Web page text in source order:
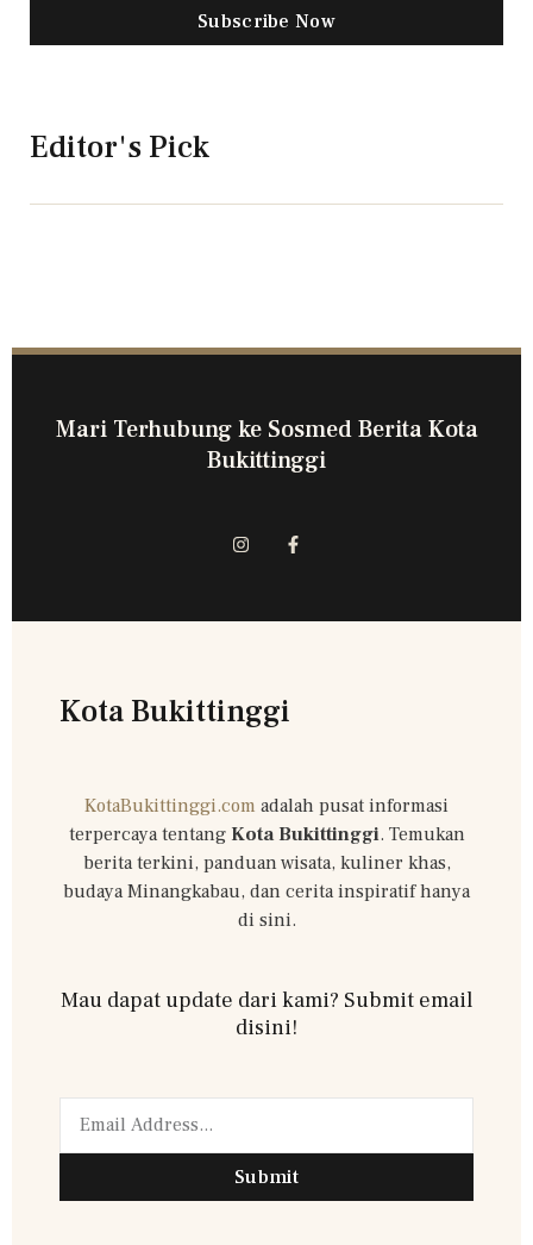
Subscribe Now
Editor's Pick
Mari Terhubung ke Sosmed Berita Kota
Bukittinggi
Kota Bukittinggi
KotaBukittinggi.com adalah pusat informasi
terpercaya tentang Kota Bukittinggi. Temukan
berita terkini, panduan wisata, kuliner khas,
budaya Minangkabau, dan cerita inspiratif hanya
di sini.
Mau dapat update dari kami? Submit email
disini!
Submit